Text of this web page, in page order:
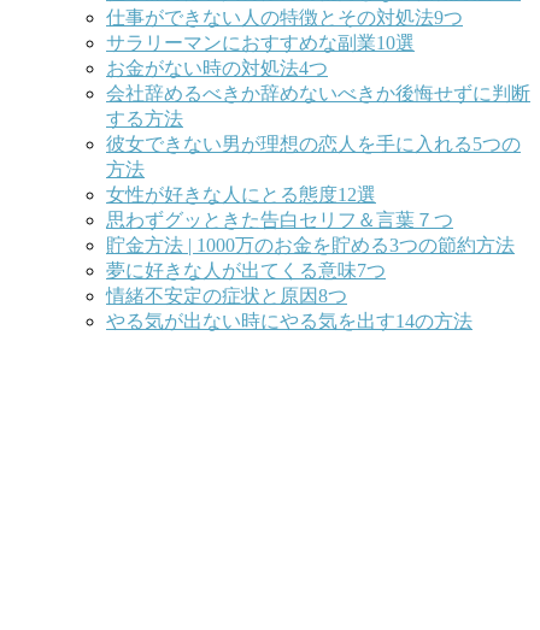
仕事ができない人の特徴とその対処法9つ
サラリーマンにおすすめな副業10選
お金がない時の対処法4つ
会社辞めるべきか辞めないべきか後悔せずに判断
する方法
彼女できない男が理想の恋人を手に入れる5つの
方法
女性が好きな人にとる態度12選
思わずグッときた告白セリフ＆言葉７つ
貯金方法 | 1000万のお金を貯める3つの節約方法
夢に好きな人が出てくる意味7つ
情緒不安定の症状と原因8つ
やる気が出ない時にやる気を出す14の方法